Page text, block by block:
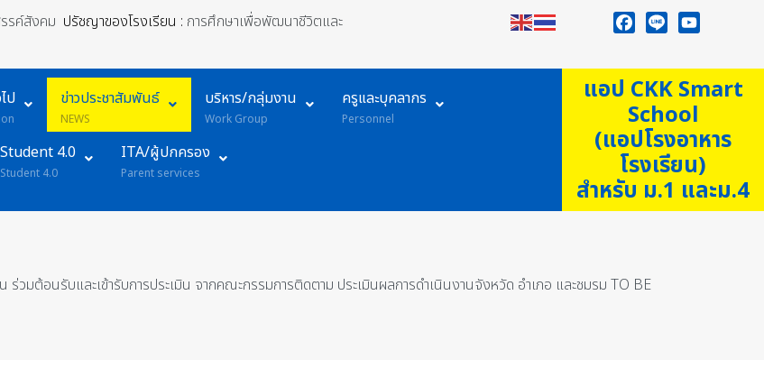
รค์สังคม ปรัชญาของโรงเรียน : การศึกษาเพื่อพัฒนาชีวิตและ
ป ข่าวประชาสัมพันธ์
NEWS
บริหาร/กลุ่มงาน
Work Group
ครูและบุคลากร
Personnel
Student 4.0
Student 4.0
ITA/ผู้ปกครอง
Parent services
แอป CKK Smart
School
(แอปโรงอาหาร
โรงเรียน)
สำหรับ ม.1 และม.4
มต้อนรับและเข้ารับการประเมิน จากคณะกรรมการติดตาม ประเมินผลการดำเนินงานจังหวัด อำเภอ และชมรม TO BE